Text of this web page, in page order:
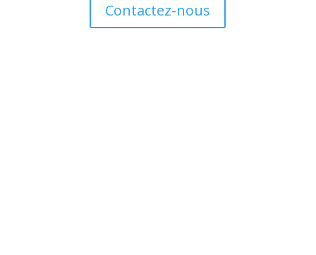
Contactez-nous